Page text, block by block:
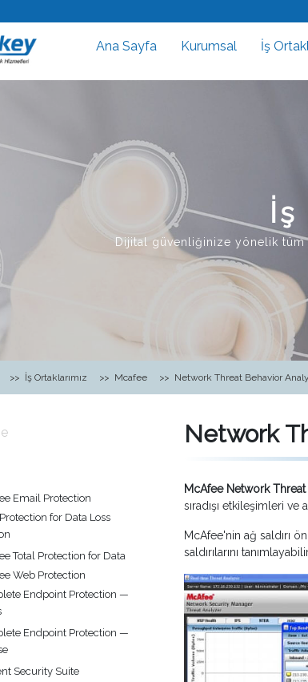
Ana Sayfa Kurumsal İş
İş
Dijital güvenliğinize yönelik tüm
İş Ortaklarımız Mcafee Network Threat Behavior
Network
McAfee Network
sıradışı etkileşimleri ve
McAfee'nin ağ saldırı
saldırılarını
Email Protection
for Data Loss
Total Protection for Data
Web Protection
Endpoint Protection —
Endpoint Protection —
Security Suite